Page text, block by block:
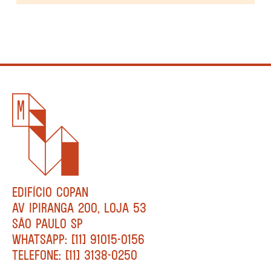
EDIFÍCIO COPAN
AV IPIRANGA 200, LOJA 53
SÃO PAULO SP
WHATSAPP: [11] 91015-0156
TELEFONE: [11] 3138-0250